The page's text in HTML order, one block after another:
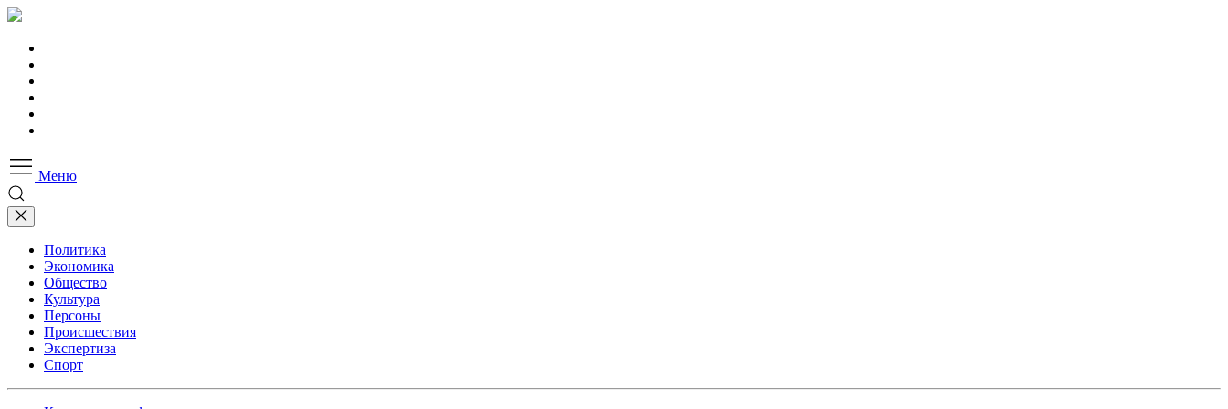
Меню
Политика
Экономика
Общество
Культура
Персоны
Происшествия
Экспертиза
Спорт